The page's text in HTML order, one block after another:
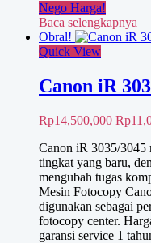
Nego Harga!
Baca selengkapnya
Obral!
Quick View
Canon iR
Rp14,500,000 Harga
adalah:
Rp
Canon iR 3035/3045
tingkat yang baru,
mengubah tugas
Mesin Fotocopy
digunakan sebagai
fotocopy center.
garansi service 1